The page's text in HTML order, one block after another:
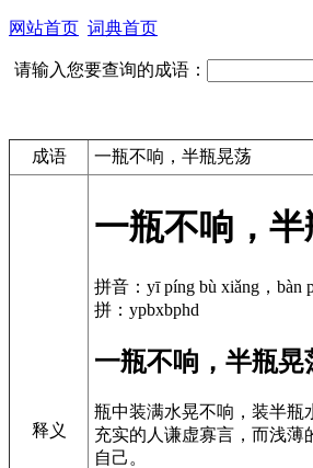
网站首页 词典首页
请输入您要查询的成语：
成语 一瓶不响，半瓶晃荡
释义
一瓶不响，
拼音：yī píng bù xiǎng，bàn
拼：ypbxbphd
一瓶不响，半瓶晃
瓶中装满水晃不响，装半瓶
充实的人谦虚寡言，而浅薄
自己。